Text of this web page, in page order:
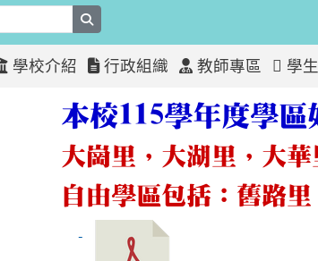
學校介紹 行政組織 教師專區 學
115學年度學區一覽
本校115學年度學區
大崗里，大湖里，大
自由學區包括：舊路